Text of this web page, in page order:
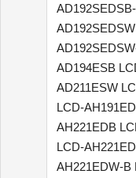
AD194ESB
AD211ESW
LCD-
AH221EDB
LCD-
AH221EDW-B